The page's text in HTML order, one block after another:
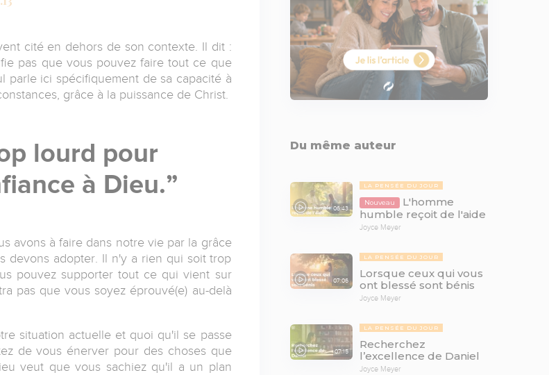
cité en dehors de son contexte. Il dit :
pas que vous pouvez faire tout ce que
parle ici spécifiquement de sa capacité à
grâce à la puissance de Christ.
lourd pour
à Dieu.
avons à faire dans notre vie par la grâce
devons adopter. Il n'y a rien qui soit trop
pouvez supporter tout ce qui vient sur
pas que vous soyez éprouvé(e) au-delà
situation actuelle et quoi qu'il se passe
de vous énerver pour des choses que
veut que vous sachiez qu'il a un plan
Du même auteur
06:43
LA PENSÉE DU JOUR
Nouveau
L'homme
humble reçoit de l'aide
Joyce Meyer
07:06
LA PENSÉE DU JOUR
Lorsque ceux qui vous
ont blessé sont bénis
Joyce Meyer
07:15
LA PENSÉE DU JOUR
Recherchez
l’excellence de Daniel
Joyce Meyer